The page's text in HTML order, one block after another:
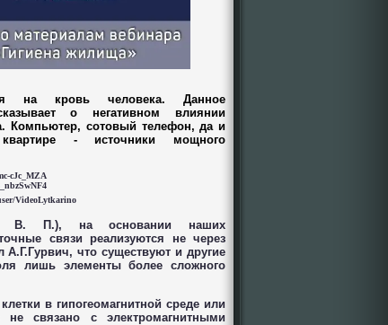
на кровь человека. Данное
о негативном влиянии
Компьютер, сотовый телефон, да и
- источники мощного
cJc_MZA
VideoLytkarino
В. П.), на основании наших
связи реализуются не через
А.Г.Гурвич, что существуют и другие
лишь элементы более сложного
в гипогеомагнитной среде или
связано с электромагнитными